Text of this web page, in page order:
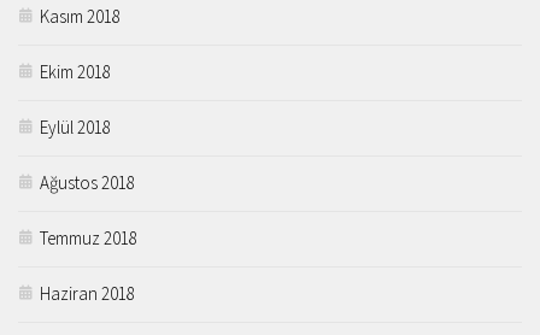
Kasım 2018
Ekim 2018
Eylül 2018
Ağustos 2018
Temmuz 2018
Haziran 2018